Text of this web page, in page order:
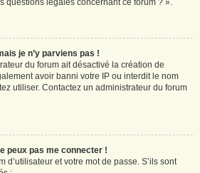
questions légales concernant ce forum ? ».
je n’y parviens pas !
du forum ait désactivé la création de
avoir banni votre IP ou interdit le nom
utiliser. Contactez un administrateur du forum
peux pas me connecter !
d’utilisateur et votre mot de passe. S’ils sont